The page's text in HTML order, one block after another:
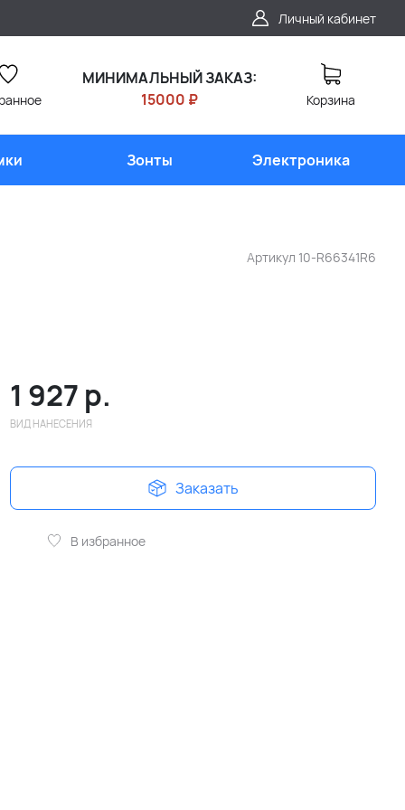
Личный кабинет
МИНИМАЛЬНЫЙ ЗАКАЗ:
15000 ₽
Корзина
Зонты Электроника
Артикул 10-R66341R6
1 927 р.
ВИД НАНЕСЕНИЯ
Заказать
В избранное